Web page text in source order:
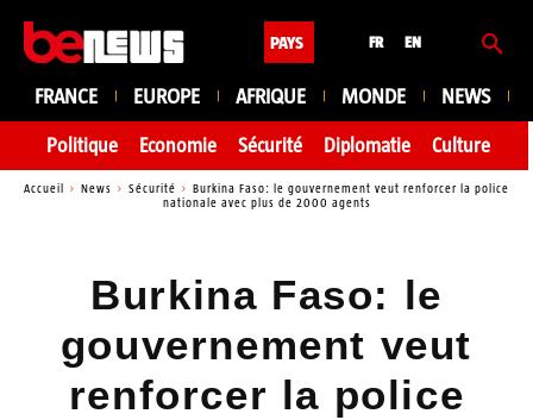
PAYS FR EN
FRANCE EUROPE AFRIQUE MONDE NEWS
Politique Economie Sécurité Diplomatie Culture
Accueil News Sécurité
Burkina Faso: le gouvernement veut renforcer la police
nationale avec plus de 2000 agents
Burkina Faso: le
gouvernement veut
renforcer la police